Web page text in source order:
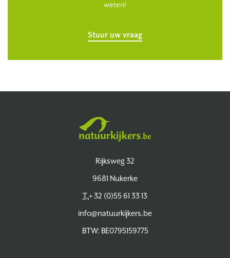
weten!
Stuur uw vraag
Rijksweg 32
9681 Nukerke
T.+ 32 (0)55 61 33 13
info@natuurkijkers.be
BTW: BE0795159775